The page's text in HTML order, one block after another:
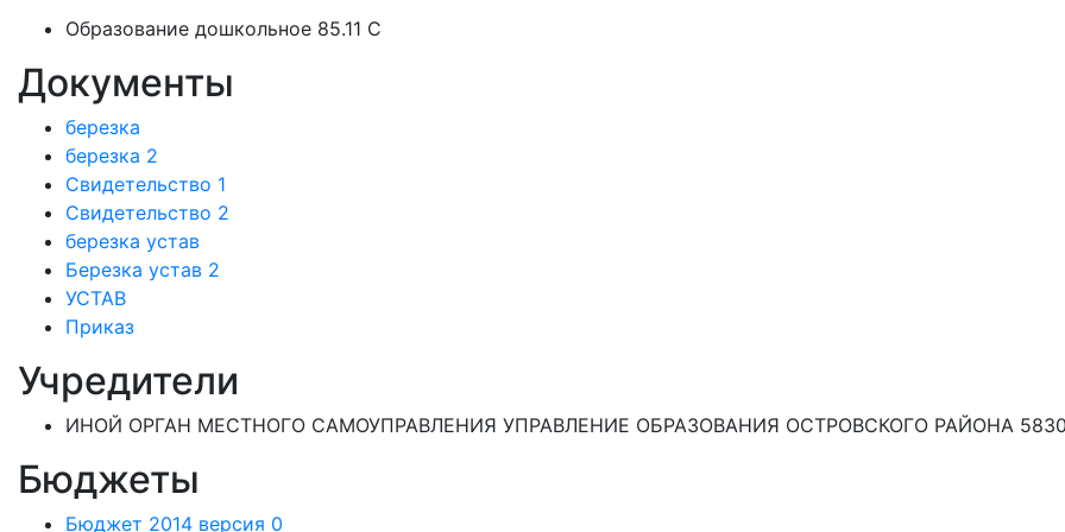
Образование дошкольное 85.11 C
Документы
березка
березка 2
Свидетельство 1
Свидетельство 2
березка устав
Березка устав 2
УСТАВ
Приказ
Учредители
ИНОЙ ОРГАН МЕСТНОГО САМОУПРАВЛЕНИЯ УПРАВЛЕНИЕ ОБРАЗОВАНИЯ ОСТРОВСКОГО РАЙОНА
Бюджеты
Бюджет 2014 версия 0